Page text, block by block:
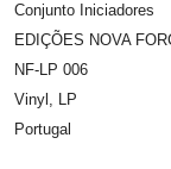
Conjunto Iniciadores
EDIÇÕES NOVA
NF-LP 006
Vinyl, LP
Portugal